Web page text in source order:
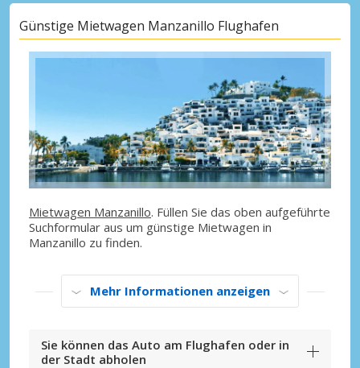
Günstige Mietwagen Manzanillo Flughafen
Mietwagen Manzanillo. Füllen Sie das oben aufgeführte
Suchformular aus um günstige Mietwagen in
Manzanillo zu finden.
Mehr Informationen anzeigen
Sie können das Auto am Flughafen oder in
der Stadt abholen